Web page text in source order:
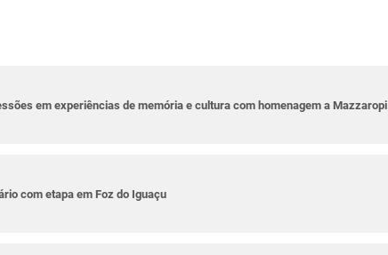
em experiências de memória e cultura com homenagem a Mazzaropi
com etapa em Foz do Iguaçu